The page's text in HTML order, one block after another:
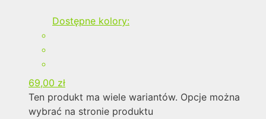
Dostępne kolory:
69,00 zł
Ten produkt ma wiele wariantów. Opcje można
wybrać na stronie produktu